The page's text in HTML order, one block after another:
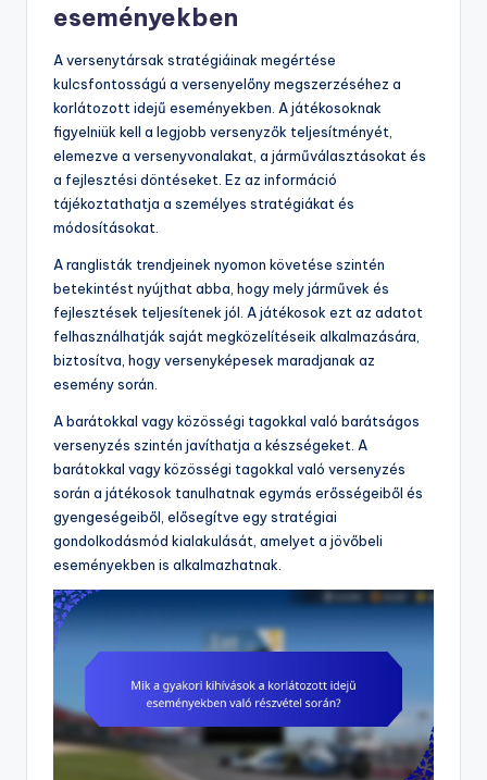
eseményekben
A versenytársak stratégiáinak megértése
kulcsfontosságú a versenyelőny megszerzéséhez a
korlátozott idejű eseményekben. A játékosoknak
figyelniük kell a legjobb versenyzők teljesítményét,
elemezve a versenyvonalakat, a járműválasztásokat és
a fejlesztési döntéseket. Ez az információ
tájékoztathatja a személyes stratégiákat és
módosításokat.
A ranglisták trendjeinek nyomon követése szintén
betekintést nyújthat abba, hogy mely járművek és
fejlesztések teljesítenek jól. A játékosok ezt az adatot
felhasználhatják saját megközelítéseik alkalmazására,
biztosítva, hogy versenyképesek maradjanak az
esemény során.
A barátokkal vagy közösségi tagokkal való barátságos
versenyzés szintén javíthatja a készségeket. A
barátokkal vagy közösségi tagokkal való versenyzés
során a játékosok tanulhatnak egymás erősségeiből és
gyengeségeiből, elősegítve egy stratégiai
gondolkodásmód kialakulását, amelyet a jövőbeli
eseményekben is alkalmazhatnak.